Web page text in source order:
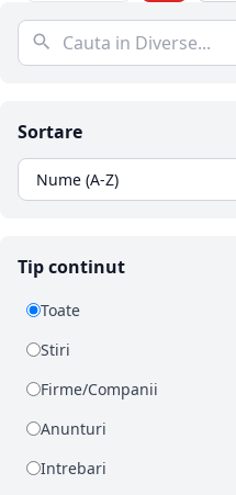
Sortare
Tip continut
Toate
Stiri
Firme/Companii
Anunturi
Intrebari